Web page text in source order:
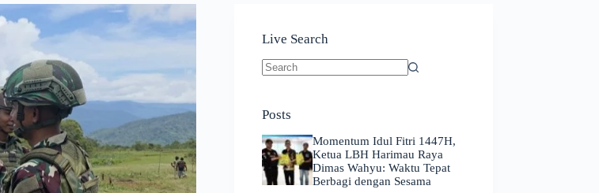
Live Search
Posts
Momentum Idul Fitri 1447H,
Ketua LBH Harimau Raya
Dimas Wahyu: Waktu Tepat
Berbagi dengan Sesama